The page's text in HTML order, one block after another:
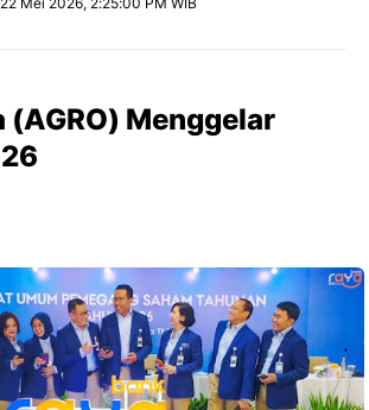
(AGRO) Menggelar